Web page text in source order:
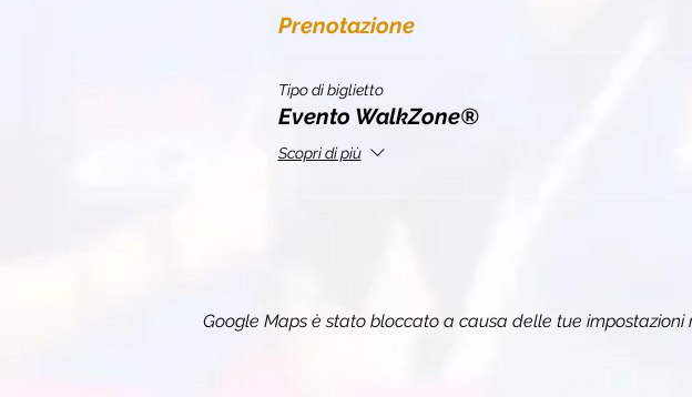
Prenotazione
Tipo di biglietto
Evento WalkZone®
Scopri di più
Google Maps è stato bloccato a causa delle tue